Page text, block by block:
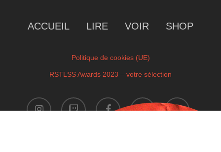
ACCUEIL LIRE VOIR SHOP
Politique de cookies (UE)
RSTLSS Awards 2023 – votre sélection
instagram twitch facebook youtube
x-
twitter